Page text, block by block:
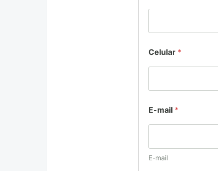
Celular *
-
l
d
E-mail *
E-mail